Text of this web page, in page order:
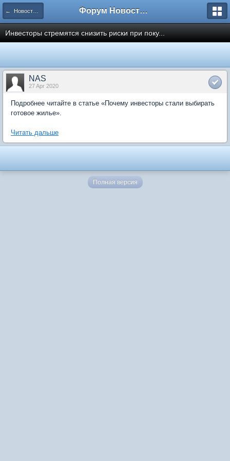
← Новости рынка недвижимости Форум Новостройки
Инвесторы стремятся снизить риски при поку...
NAS
27 Apr 2020
Подробнее читайте в статье «Почему инвесторы стали выбирать
готовое жилье».
Читать дальше
Полная версия